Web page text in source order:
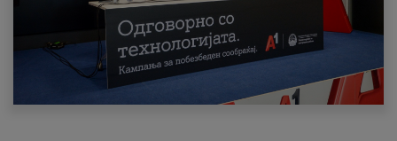
Поддршка
Надополни кредит